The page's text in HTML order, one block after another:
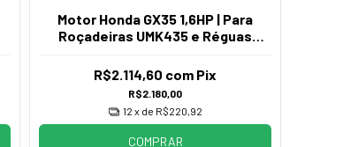
Motor Honda GX35 1,6HP | Para
Roçadeiras UMK435 e Réguas
R$2.180,00
R$2.114,60 com Pix
12 x de R$220,92
COMPRAR